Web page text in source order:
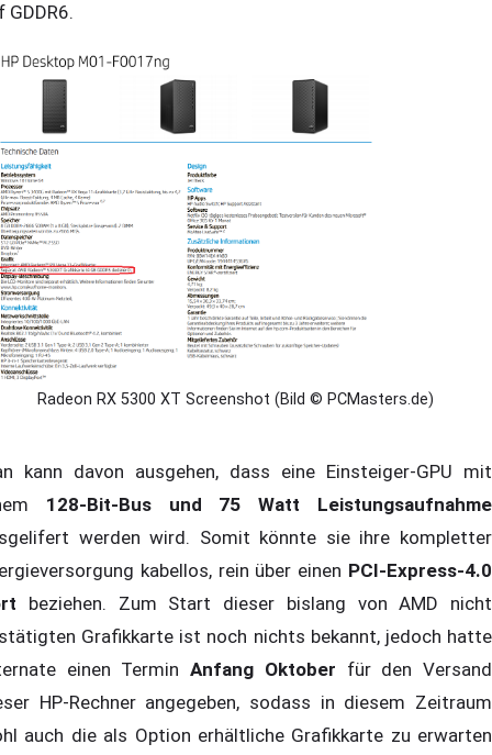
GDDR6.
Radeon RX 5300 XT Screenshot (Bild © PCMasters.de)
kann davon ausgehen, dass eine Einsteiger-GPU mit
128-Bit-Bus und 75 Watt Leistungsaufnahme
werden wird. Somit könnte sie ihre kompletter
kabellos, rein über einen PCI-Express-4.0
beziehen. Zum Start dieser bislang von AMD nicht
Grafikkarte ist noch nichts bekannt, jedoch hatte
einen TerminAnfang Oktober für den Versand
HP-Rechner angegeben, sodass in diesem Zeitraum
auch die als Option erhältliche Grafikkarte zu erwarten